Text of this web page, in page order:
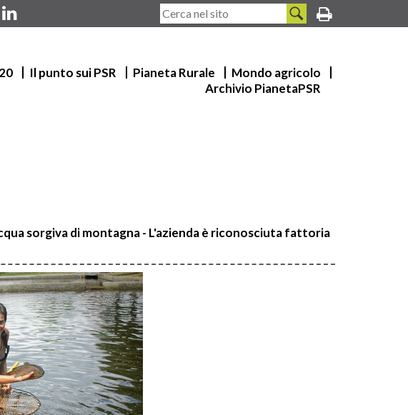
Il punto sui PSR Pianeta Rurale
Mondo agricolo
Archivio PianetaPSR
sorgiva di montagna - L'azienda è riconosciuta fattoria